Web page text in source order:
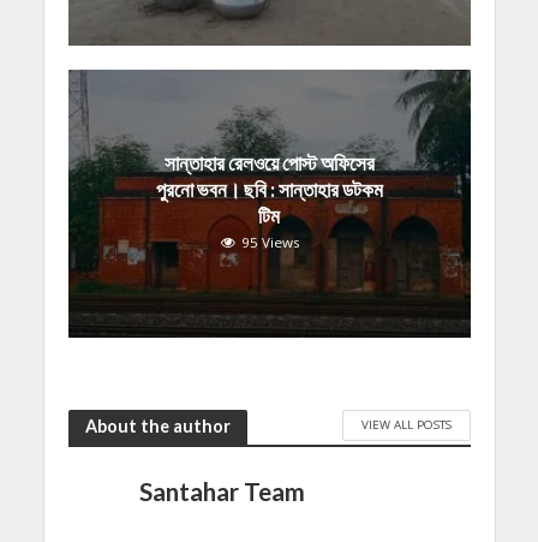
সান্তাহার রেলওয়ে পোস্ট অফিসের
পুরনো ভবন। ছবি : সান্তাহার ডটকম
টিম
95 Views
About the author VIEW ALL POSTS
Santahar Team